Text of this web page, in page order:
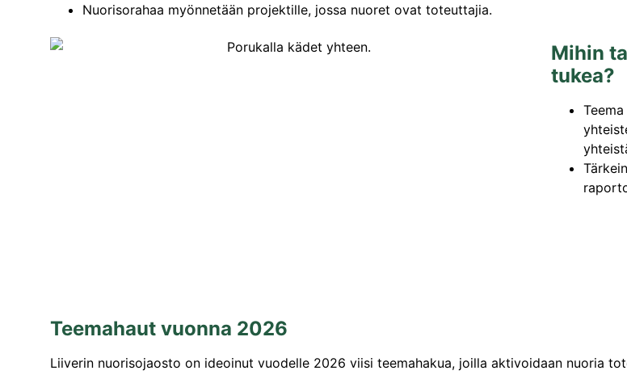
Nuorisorahaa myönnetään projektille, jossa nuoret ovat toteuttajia.
Mihin
tukea?
Teemahaut vuonna 2026
Liiverin nuorisojaosto on ideoinut vuodelle 2026 viisi teemahakua, joilla aktivoidaan nuoria